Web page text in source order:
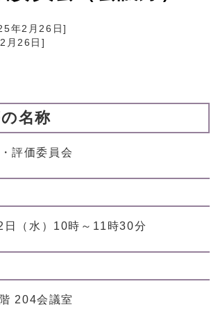
年2月26日]
月26日 ]
名称
評価委員会
日（水）10時～11時30分
204会議室